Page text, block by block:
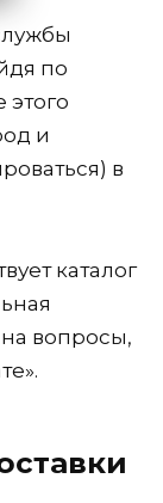
по
и
в
каталог
вопросы,